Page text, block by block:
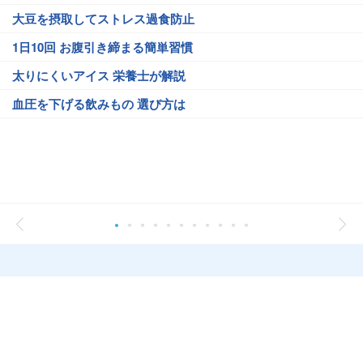
大豆を摂取してストレス過食防止
1日10回 お腹引き締まる簡単習慣
太りにくいアイス 栄養士が解説
血圧を下げる飲みもの 選び方は